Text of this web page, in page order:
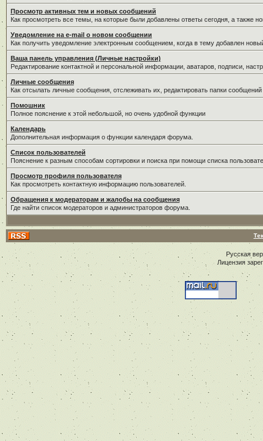
Просмотр активных тем и новых сообщений
Как просмотреть все темы, на которые были добавлены ответы сегодня, а также
Уведомление на е-mail о новом сообщении
Как получить уведомление электронным сообщением, когда в тему добавлен
Ваша панель управления (Личные настройки)
Редактирование контактной и персональной информации, аватаров, подписи,
Личные сообщения
Как отсылать личные сообщения, отслеживать их, редактировать папки
Помошник
Полное пояснение к этой небольшой, но очень удобной функции
Календарь
Дополнительная информация о функции календаря форума.
Список пользователей
Пояснение к разным способам сортировки и поиска при помощи списка
Просмотр профиля пользователя
Как просмотреть контактную информацию пользователей.
Обращения к модераторам и жалобы на сообщения
Где найти список модераторов и администраторов форума.
Русская
Лицензия